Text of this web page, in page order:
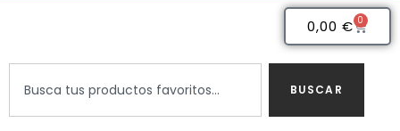
0,00 € 0
BUSCAR